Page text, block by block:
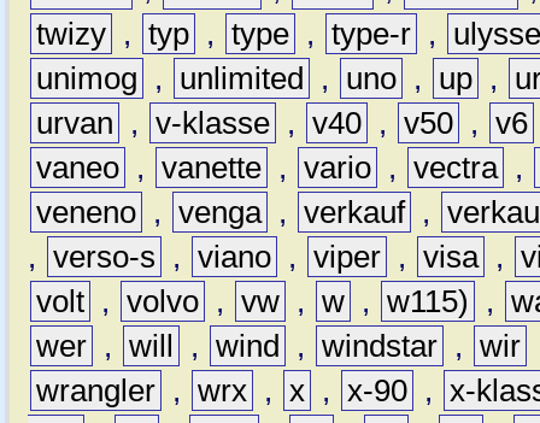
twizy , typ , type , type-r ,
unimog
, unlimited , uno , up ,
urvan
, v-klasse , v40 , v50 , v6
vaneo , vanette , vario , vectra ,
veneno , venga , verkauf ,
, verso-s , viano , viper , visa ,
volt , volvo , vw , w , w115) ,
wer , will , wind , windstar , wir
wrangler , wrx , x , x-90 , x-